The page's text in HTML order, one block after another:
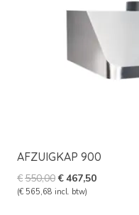
AFZUIGKAP 900
€550,00Oorspronkelijke
prijs
€467,50Huidige
(€ 565,68 incl. btw)